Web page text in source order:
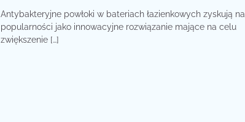
Antybakteryjne powłoki w bateriach łazienkowych zyskują na
popularności jako innowacyjne rozwiązanie mające na celu
zwiększenie […]